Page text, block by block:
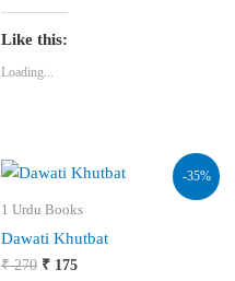
Like this:
Loading...
-35%
1 Urdu Books
Dawati Khutbat
₹270 Original
₹ 175Current